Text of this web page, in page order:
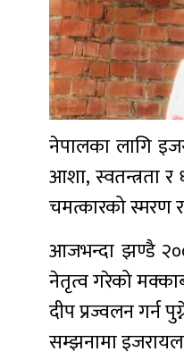
नेपालका लागि
आशा, स्वतन्त्रता
चमत्कारको स्मरण
आजभन्दा झण्डै
नेतृत्व गरेको
दीप प्रज्वलन गर्न
सम्झनामा